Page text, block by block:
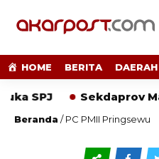
HOME BERITA DAERAH
SPJ Sekdaprov
Beranda /PC PMII Pringsewu